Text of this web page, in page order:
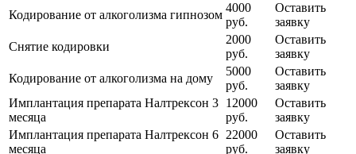
Кодирование от алкоголизма гипнозом
4000
руб.
Оставить
заявку
Снятие кодировки
2000
руб.
Оставить
заявку
Кодирование от алкоголизма на дому
5000
руб.
Оставить
заявку
Имплантация препарата Налтрексон 3
месяца
12000
руб.
Оставить
заявку
Имплантация препарата Налтрексон 6
месяца
22000
руб.
Оставить
заявку